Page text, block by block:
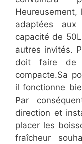
adaptées aux
capacité de
autres invités.
doit faire de
compacte.Sa
il fonctionne
Par
direction et
placer les
fraîcheur